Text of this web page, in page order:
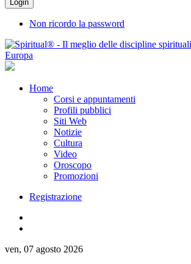
Non ricordo la password
Home
Corsi e appuntamenti
Profili pubblici
Siti Web
Notizie
Cultura
Video
Oroscopo
Promozioni
Registrazione
ven, 07 agosto 2026